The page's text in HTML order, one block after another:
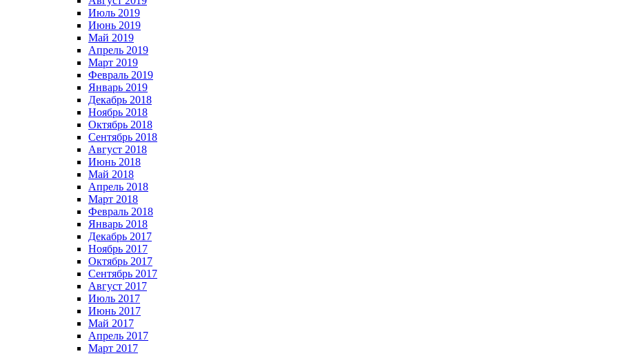
Июль 2019
Июнь 2019
Май 2019
Апрель 2019
Март 2019
Февраль 2019
Январь 2019
Декабрь 2018
Ноябрь 2018
Октябрь 2018
Сентябрь 2018
Август 2018
Июнь 2018
Май 2018
Апрель 2018
Март 2018
Февраль 2018
Январь 2018
Декабрь 2017
Ноябрь 2017
Октябрь 2017
Сентябрь 2017
Август 2017
Июль 2017
Июнь 2017
Май 2017
Апрель 2017
Март 2017